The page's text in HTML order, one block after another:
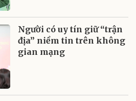
Người có uy tín giữ “trận
địa” niềm tin trên không
gian mạng